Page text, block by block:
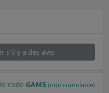
s'il y a des avis
code GAM5 (non cumulable)